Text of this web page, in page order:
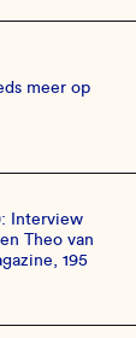
meer op
Interview
Theo van
195